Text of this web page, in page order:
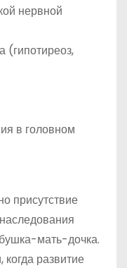
нервной
(гипотиреоз,
в головном
присутствие
мать-дочка.
развитие